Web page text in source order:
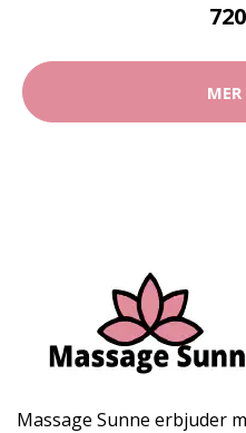
Massage Sunne erbjuder